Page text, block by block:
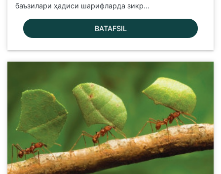
баъзилари ҳадиси шарифларда зикр...
BATAFSIL